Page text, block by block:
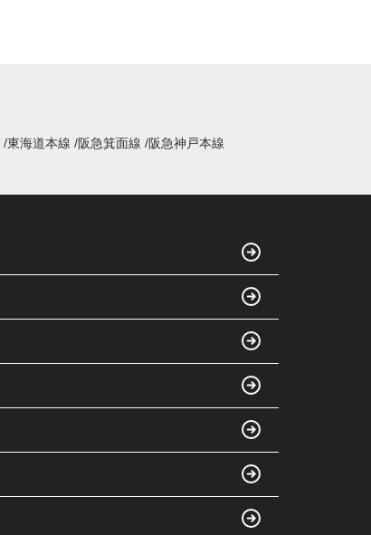
東海道本線 阪急箕面線
阪急神戸本線